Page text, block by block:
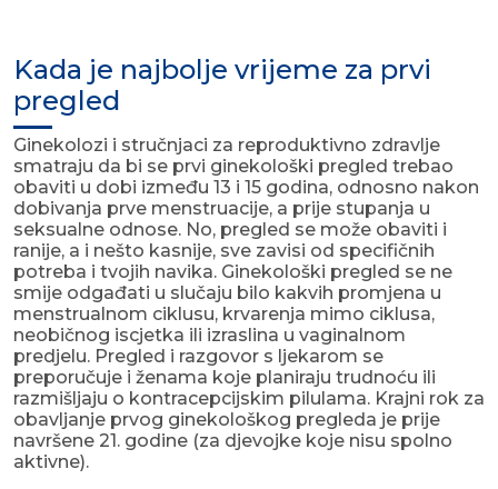
Kada je najbolje vrijeme za prvi
pregled
Ginekolozi i stručnjaci za reproduktivno zdravlje
smatraju da bi se prvi ginekološki pregled trebao
obaviti u dobi između 13 i 15 godina, odnosno nakon
dobivanja prve menstruacije, a prije stupanja u
seksualne odnose. No, pregled se može obaviti i
ranije, a i nešto kasnije, sve zavisi od specifičnih
potreba i tvojih navika. Ginekološki pregled se ne
smije odgađati u slučaju bilo kakvih promjena u
menstrualnom ciklusu, krvarenja mimo ciklusa,
neobičnog iscjetka ili izraslina u vaginalnom
predjelu. Pregled i razgovor s ljekarom se
preporučuje i ženama koje planiraju trudnoću ili
razmišljaju o kontracepcijskim pilulama. Krajni rok za
obavljanje prvog ginekološkog pregleda je prije
navršene 21. godine (za djevojke koje nisu spolno
aktivne).